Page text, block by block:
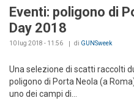
Eventi: poligono di
Day 2018
10 lug 2018 - 11:56 di GUNSweek
Una selezione di scatti raccolti
poligono di Porta Neola (a
uno dei campi di...